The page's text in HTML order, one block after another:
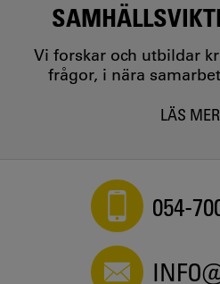
Vi forskar och utbildar
frågor, i nära
LÄS MER
054-